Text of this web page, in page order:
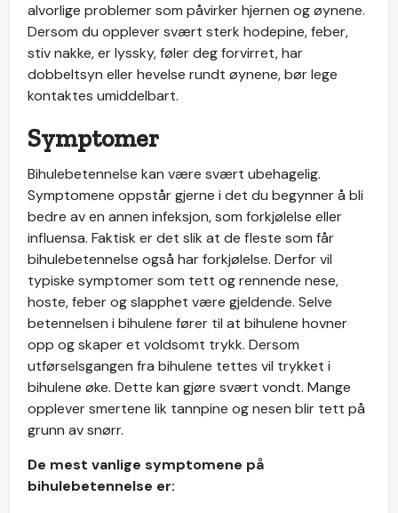
alvorlige problemer som påvirker hjernen og øynene.
Dersom du opplever svært sterk hodepine, feber,
stiv nakke, er lyssky, føler deg forvirret, har
dobbeltsyn eller hevelse rundt øynene, bør lege
kontaktes umiddelbart.
Symptomer
Bihulebetennelse kan være svært ubehagelig.
Symptomene oppstår gjerne i det du begynner å bli
bedre av en annen infeksjon, som forkjølelse eller
influensa. Faktisk er det slik at de fleste som får
bihulebetennelse også har forkjølelse. Derfor vil
typiske symptomer som tett og rennende nese,
hoste, feber og slapphet være gjeldende. Selve
betennelsen i bihulene fører til at bihulene hovner
opp og skaper et voldsomt trykk. Dersom
utførselsgangen fra bihulene tettes vil trykket i
bihulene øke. Dette kan gjøre svært vondt. Mange
opplever smertene lik tannpine og nesen blir tett på
grunn av snørr.
De mest vanlige symptomene på
bihulebetennelse er: